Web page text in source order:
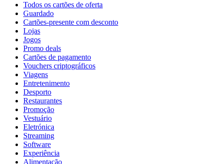
Todos os cartões de oferta
Guardado
Cartões-presente com desconto
Lojas
Jogos
Promo deals
Cartões de pagamento
Vouchers criptográficos
Viagens
Entretenimento
Desporto
Restaurantes
Promoção
Vestuário
Eletrónica
Streaming
Software
Experiência
Alimentação